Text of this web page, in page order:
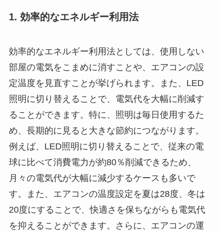
1. 効率的なエネルギー利用法
効率的なエネルギー利用法としては、使用しない
部屋の電気をこまめに消すことや、エアコンの設
定温度を見直すことが挙げられます。また、LED
照明に切り替えることで、電気代を大幅に削減す
ることができます。特に、照明は毎日使用するた
め、長期的に見ると大きな節約につながります。
例えば、LED照明に切り替えることで、従来の電
球に比べて消費電力が約80％削減できるため、
月々の電気代が大幅に減少するケースも多いで
す。また、エアコンの温度設定を夏は28度、冬は
20度にすることで、快適さを保ちながらも電気代
を抑えることができます。さらに、エアコンの運